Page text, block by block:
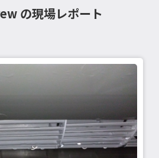
の現場レポート